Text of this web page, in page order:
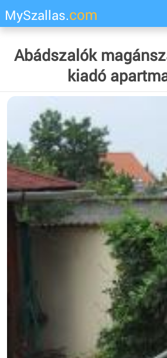
MySzallas.com
Abádszalók
kiadó